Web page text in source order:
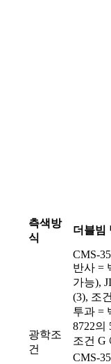
측색방
식
더블빔
광학조
건
CMS-
반사 =
가능),
(3), 조
투과 =
8722의
조건 G
CMS-